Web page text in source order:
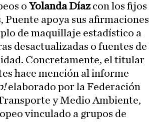
o Yolanda Díazcon los fijos
Puente apoya sus afirmaciones
de maquillaje estadístico a
desactualizadas o fuentes de
Concretamente, el titular
hace mención al informe
elaborado por la Federación
y Medio Ambiente,
vinculado a grupos de